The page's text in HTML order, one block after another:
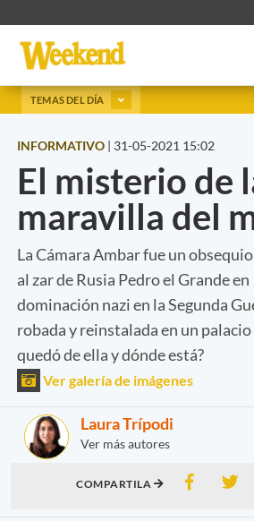
TEMAS DEL DÍA
INFORMATIVO | 31-05-2021 15:02
El misterio de
maravilla del
La Cámara Ambar fue un
al zar de Rusia Pedro el Grande
dominación nazi en la Segunda
robada y reinstalada en un palacio
quedó de ella y dónde está?
Ver galería de imágenes
Laura Trípodi
Ver más autores
COMPARTILA